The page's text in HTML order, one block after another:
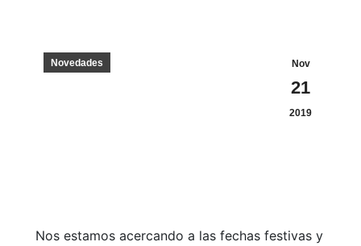
Nov
21
2019
Novedades
Nos estamos acercando a las fechas festivas y